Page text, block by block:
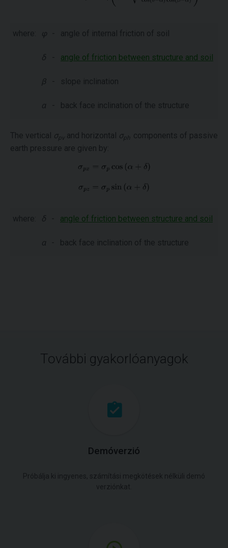
where: φ - angle of internal friction of soil
δ - angle of friction between structure and soil
β - slope inclination
α - back face inclination of the structure
The vertical σpv and horizontal σph components of passive
earth pressure are given by:
where: δ - angle of friction between structure and soil
α - back face inclination of the structure
További gyakorlóanyagok
Demóverzió
Próbálja ki ingyenes, számítási megkötések nélküli demó
verziónkat.